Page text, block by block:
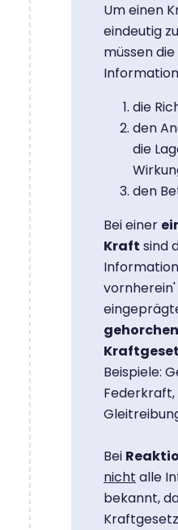
Um einen
eindeutig
müssen
die
den
die
den
Bei einer
Kraft sind
gehorchen
Beispiele:
Bei
nicht alle
bekannt,